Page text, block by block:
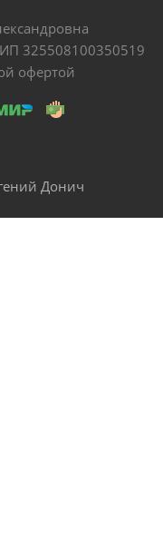
325508100350519
офертой
Донич